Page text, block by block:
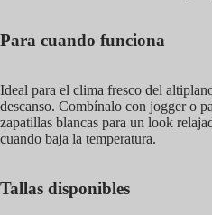
Para cuando funciona
Ideal para el clima fresco del
descanso. Combínalo con jogger o
zapatillas blancas para un look
cuando baja la temperatura.
Tallas disponibles